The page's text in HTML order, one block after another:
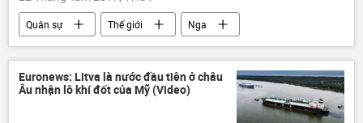
Quân sự Thế giới
Nga
Syria
Liên bang Nga
Rostvertol
Diễn đàn "Quân đội-2017"
Mi-28UB
Euronews: Litva là nước đầu tiên ở châu
Âu nhận lô khí đốt của Mỹ (Video)